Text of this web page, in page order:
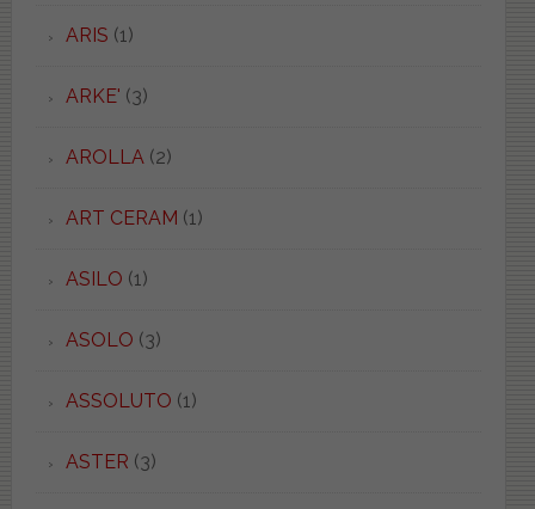
ARIS (1)
ARKE' (3)
AROLLA (2)
ART CERAM (1)
ASILO (1)
ASOLO (3)
ASSOLUTO (1)
ASTER (3)